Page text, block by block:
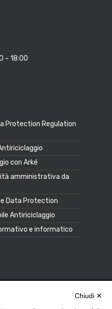
– 18:00
Protection Regulation
con Arké
amministrativa da
Data Protection
Antiriciclaggio
e informatico
Chiudi ✕